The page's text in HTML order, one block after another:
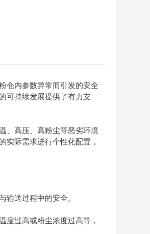
仓内参数异常而引发的安全
可持续发展提供了有力支
、高压、高粉尘等恶劣环境
实际需求进行个性化配置，
送过程中的安全。
过高或粉尘浓度过高等，